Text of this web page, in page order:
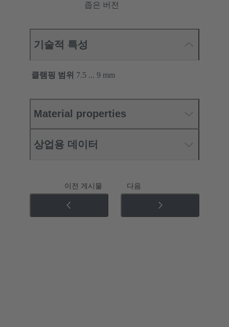
좁은 버전
기술적 특성
클램핑 범위 7.5 ... 9 mm
Material properties
상업용 데이터
이전 게시물 다음